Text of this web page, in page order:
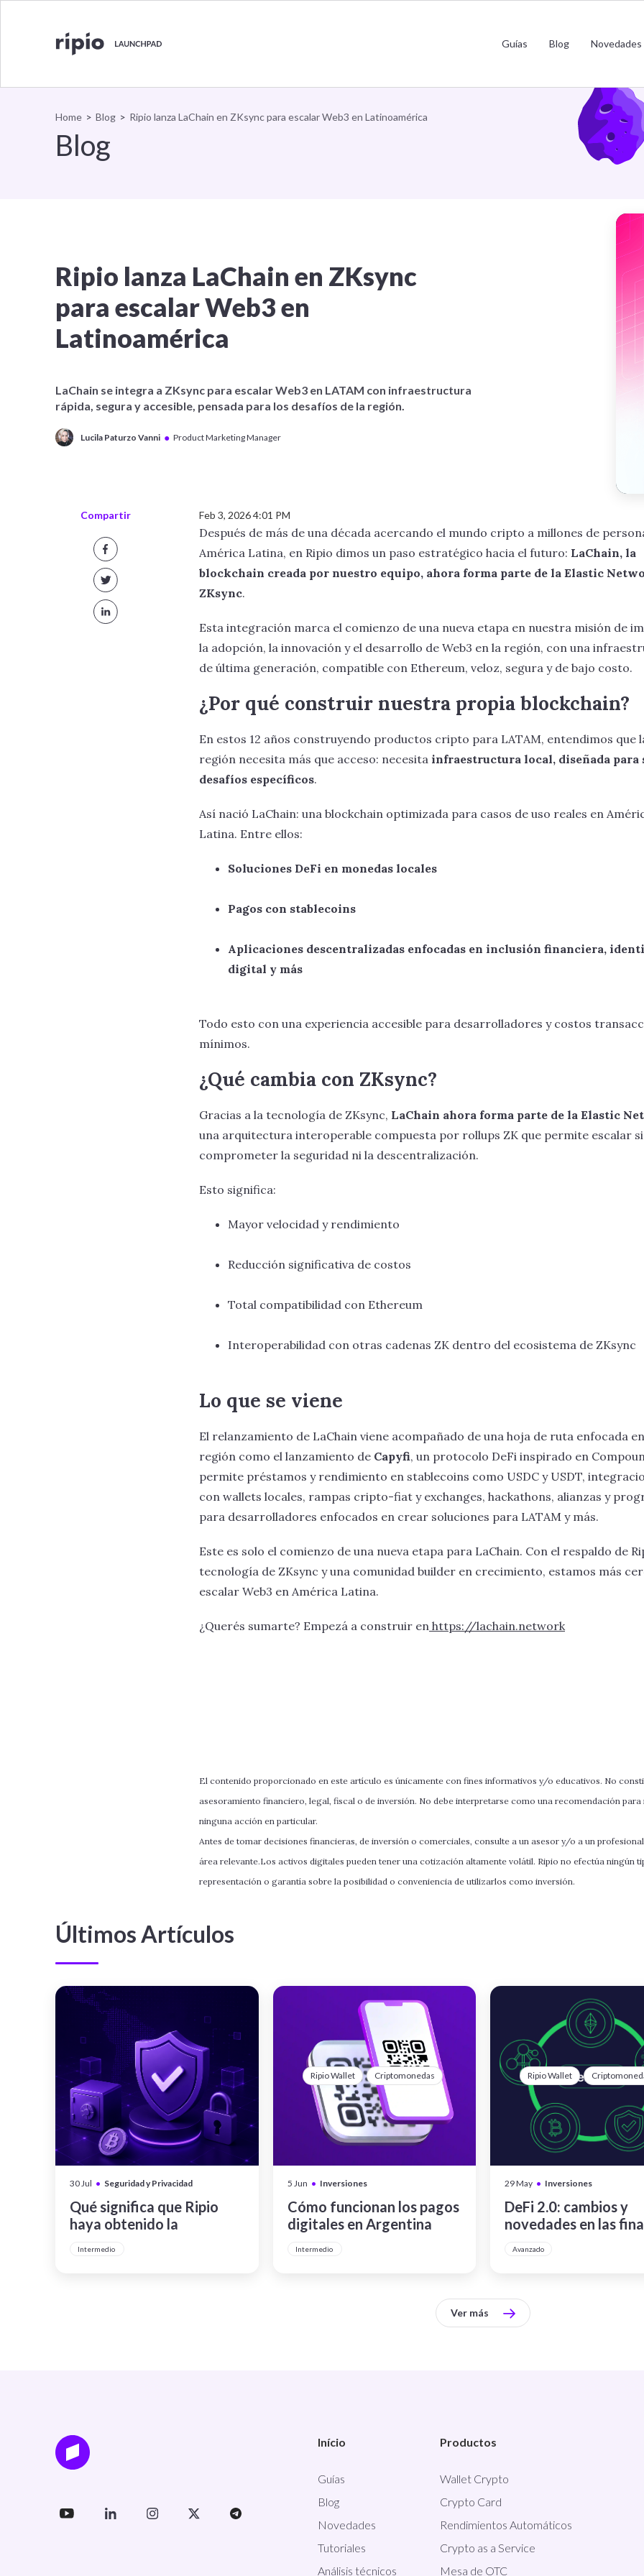
Volver al inicio
en Latinoamérica
Guías Blog Novedades
Home > Blog > Ripio lanza LaChain en ZKsync para escalar Web3 en Latinoamérica
Blog
Ripio lanza LaChain en ZKsync
para escalar Web3 en
Latinoamérica
LaChain se integra a ZKsync para escalar Web3 en LATAM con infraestructura
rápida, segura y accesible, pensada para los desafíos de la región.
Lucila Paturzo Vanni ● Product Marketing Manager
Compartir Feb 3, 2026 4:01 PM
Después de más de una década acercando el mundo cripto a millones de
América Latina, en Ripio dimos un paso estratégico hacia el futuro: LaChain, la
blockchain creada por nuestro equipo, ahora forma parte de la Elastic
ZKsync.
Esta integración marca el comienzo de una nueva etapa en nuestra misión de
la adopción, la innovación y el desarrollo de Web3 en la región, con una
de última generación, compatible con Ethereum, veloz, segura y de bajo costo.
¿Por qué construir nuestra propia blockchain?
En estos 12 años construyendo productos cripto para LATAM, entendimos que
región necesita más que acceso: necesita infraestructura local, diseñada para
desafíos específicos.
Así nació LaChain: una blockchain optimizada para casos de uso reales en
Latina. Entre ellos:
Soluciones DeFi en monedas locales
Pagos con stablecoins
Aplicaciones descentralizadas enfocadas en inclusión financiera,
digital y más
Todo esto con una experiencia accesible para desarrolladores y costos
mínimos.
¿Qué cambia con ZKsync?
Gracias a la tecnología de ZKsync, LaChain ahora forma parte de la Elastic
una arquitectura interoperable compuesta por rollups ZK que permite escalar
comprometer la seguridad ni la descentralización.
Esto significa:
Mayor velocidad y rendimiento
Reducción significativa de costos
Total compatibilidad con Ethereum
Interoperabilidad con otras cadenas ZK dentro del ecosistema de ZKsync
Lo que se viene
El relanzamiento de LaChain viene acompañado de una hoja de ruta enfocada
región como el lanzamiento de Capyfi, un protocolo DeFi inspirado en
permite préstamos y rendimiento en stablecoins como USDC y USDT,
con wallets locales, rampas cripto-fiat y exchanges, hackathons, alianzas y
para desarrolladores enfocados en crear soluciones para LATAM y más.
Este es solo el comienzo de una nueva etapa para LaChain. Con el respaldo de
tecnología de ZKsync y una comunidad builder en crecimiento, estamos más
escalar Web3 en América Latina.
¿Querés sumarte? Empezá a construir en https://lachain.network
El contenido proporcionado en este artículo es únicamente con fines informativos y/o educativos. No
asesoramiento financiero, legal, fiscal o de inversión. No debe interpretarse como una recomendación
ninguna acción en particular.
Antes de tomar decisiones financieras, de inversión o comerciales, consulte a un asesor y/o a un
área relevante.Los activos digitales pueden tener una cotización altamente volátil. Ripio no efectúa ningún
representación o garantía sobre la posibilidad o conveniencia de utilizarlos como inversión.
Últimos Artículos
30 Jul • Seguridad y Privacidad
Qué significa que Ripio
haya obtenido la
Intermedio
Ripio Wallet Criptomonedas
5 Jun • Inversiones
Cómo funcionan los pagos
digitales en Argentina
Intermedio
Ripio Wallet
29 May • Inversiones
DeFi 2.0: cambios y
novedades en las
Avanzado
Ver más
Início
Guías
Blog
Novedades
Tutoriales
Análisis técnicos
Productos
Wallet Crypto
Crypto Card
Rendimientos Automáticos
Crypto as a Service
Mesa de OTC